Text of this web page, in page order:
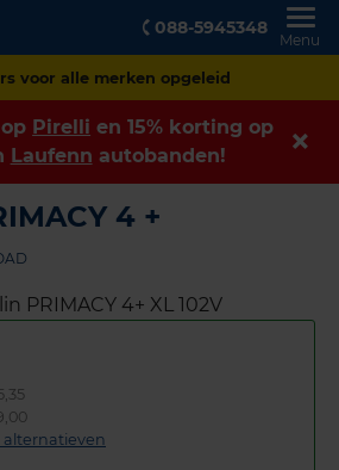
088-5945348
Menu
voor alle merken opgeleid
Pirelli en 15% korting op
Laufenn autobanden!
4 +
alternatieven